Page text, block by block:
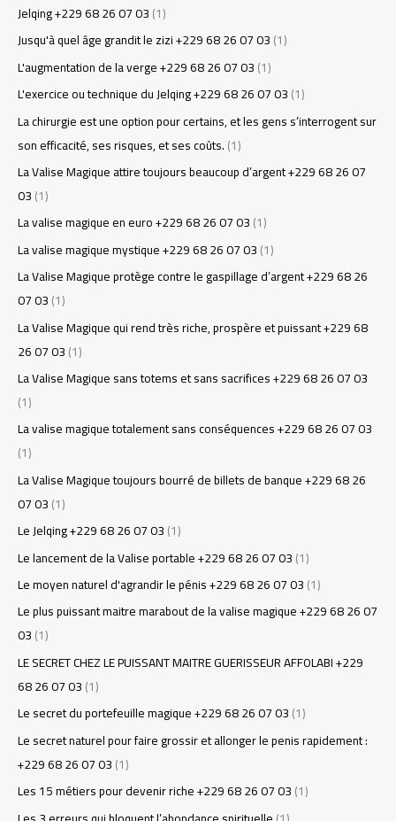
Jelqing +229 68 26 07 03(1)
Jusqu'à quel âge grandit le zizi +229 68 26 07 03(1)
L'augmentation de la verge +229 68 26 07 03(1)
L'exercice ou technique du Jelqing +229 68 26 07 03(1)
La chirurgie est une option pour certains, et les gens s’interrogent sur
son efficacité, ses risques, et ses coûts.(1)
La Valise Magique attire toujours beaucoup d’argent +229 68 26 07
03(1)
La valise magique en euro +229 68 26 07 03(1)
La valise magique mystique +229 68 26 07 03(1)
La Valise Magique protège contre le gaspillage d’argent +229 68 26
07 03(1)
La Valise Magique qui rend très riche, prospère et puissant +229 68
26 07 03(1)
La Valise Magique sans totems et sans sacrifices +229 68 26 07 03
(1)
La valise magique totalement sans conséquences +229 68 26 07 03
(1)
La Valise Magique toujours bourré de billets de banque +229 68 26
07 03(1)
Le Jelqing +229 68 26 07 03(1)
Le lancement de la Valise portable +229 68 26 07 03(1)
Le moyen naturel d'agrandir le pénis +229 68 26 07 03(1)
Le plus puissant maitre marabout de la valise magique +229 68 26 07
03(1)
LE SECRET CHEZ LE PUISSANT MAITRE GUERISSEUR AFFOLABI +229
68 26 07 03(1)
Le secret du portefeuille magique +229 68 26 07 03(1)
Le secret naturel pour faire grossir et allonger le penis rapidement :
+229 68 26 07 03(1)
Les 15 métiers pour devenir riche +229 68 26 07 03(1)